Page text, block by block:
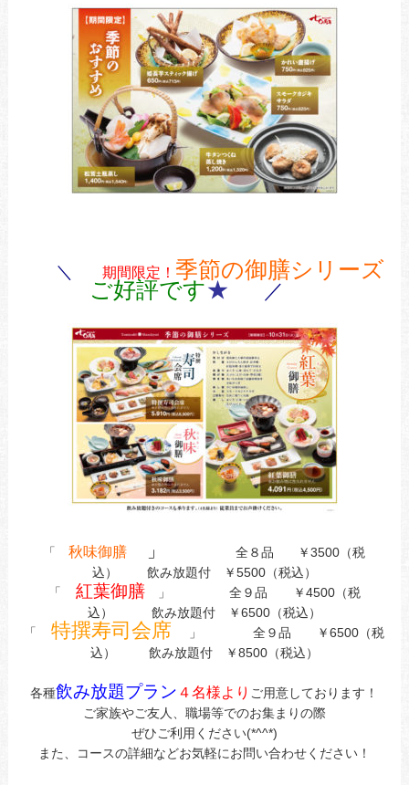
＼ 期間限定！季節の御膳シリーズ
ご好評です★ ／
「秋味御膳 」
全８品 ￥3500（税
込） 飲み放題付 ￥5500（税込）
「
紅葉御膳」 全９品 ￥4500（税
込） 飲み放題付 ￥6500（税込）
「
特撰寿司会席
」 全９品 ￥6500（税
込） 飲み放題付 ￥8500（税込）
各種飲み放題プラン ４名様より ご用意しております！
ご家族やご友人、職場等でのお集まりの際
ぜひご利用ください(*^^*)
また、コースの詳細などお気軽にお問い合わせください！